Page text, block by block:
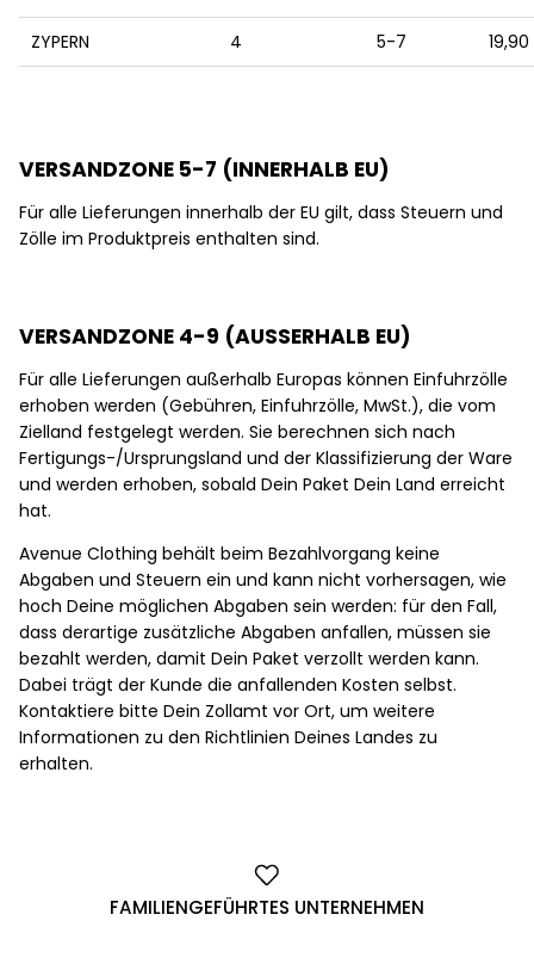
ZYPERN 4 5-7
VERSANDZONE 5-7 (INNERHALB EU)
Für alle Lieferungen innerhalb der EU gilt, dass Steuern und
Zölle im Produktpreis enthalten sind.
VERSANDZONE 4-9 (AUSSERHALB EU)
Für alle Lieferungen außerhalb Europas können Einfuhrzölle
erhoben werden (Gebühren, Einfuhrzölle, MwSt.), die vom
Zielland festgelegt werden. Sie berechnen sich nach
Fertigungs-/Ursprungsland und der Klassifizierung der Ware
und werden erhoben, sobald Dein Paket Dein Land erreicht
hat.
Avenue Clothing behält beim Bezahlvorgang keine
Abgaben und Steuern ein und kann nicht vorhersagen, wie
hoch Deine möglichen Abgaben sein werden: für den Fall,
dass derartige zusätzliche Abgaben anfallen, müssen sie
bezahlt werden, damit Dein Paket verzollt werden kann.
Dabei trägt der Kunde die anfallenden Kosten selbst.
Kontaktiere bitte Dein Zollamt vor Ort, um weitere
Informationen zu den Richtlinien Deines Landes zu
erhalten.
FAMILIENGEFÜHRTES UNTERNEHMEN